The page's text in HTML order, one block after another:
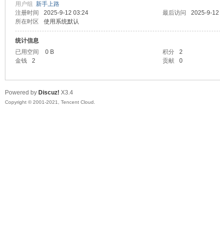
用户组 新手上路
注册时间
2025-9-12 03:24 最后访问
2025-9-
所在时区
使用系统默认
统计信息
已用空间
0 B 积分
2
金钱
2 贡献 0
Powered by Discuz! X3.4
Copyright © 2001-2021, Tencent Cloud.